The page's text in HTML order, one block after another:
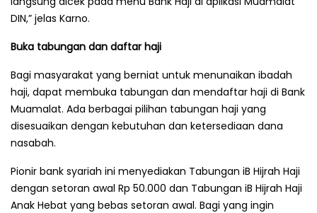
DIN,” jelas Karno.
Buka tabungan dan daftar haji
Bagi masyarakat yang berniat untuk menunaikan ibadah
haji, dapat membuka tabungan dan mendaftar haji di Bank
Muamalat. Ada berbagai pilihan tabungan haji yang
disesuaikan dengan kebutuhan dan ketersediaan dana
nasabah.
Pionir bank syariah ini menyediakan Tabungan iB Hijrah Haji
dengan setoran awal Rp 50.000 dan Tabungan iB Hijrah Haji
Anak Hebat yang bebas setoran awal. Bagi yang ingin